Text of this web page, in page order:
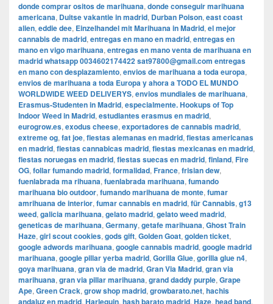
donde comprar ositos de marihuana, donde conseguir marihuana
americana, Duitse vakantie in madrid, Durban Poison, east coast
alien, eddie dee, Einzelhandel mit Marihuana in Madrid, el mejor
cannabis de madrid, entregas en mano en madrid, entregas en
mano en vigo marihuana, entregas en mano venta de marihuana en
madrid whatsapp 0034602174422 sat97800@gmail.com entregas
en mano con desplazamiento, envios de marihuana a toda europa,
envios de marihuana a toda Europa y ahora a TODO EL MUNDO
WORLDWIDE WEED DELIVERYS, envios mundiales de marihuana,
Erasmus-Studenten in Madrid, especialmente. Hookups of Top
Indoor Weed in Madrid, estudiantes erasmus en madrid,
eurogrow.es, exodus cheese, exportadores de cannabis madrid,
extreme og, fat joe, fiestas alemanas en madrid, fiestas americanas
en madrid, fiestas cannabicas madrid, fiestas mexicanas en madrid,
fiestas noruegas en madrid, fiestas suecas en madrid, finland, Fire
OG, follar fumando madrid, formalidad, France, frisian dew,
fuenlabrada ma rihuana, fuenlabrada marihuana, fumando
marihuana bio outdoor, fumando marihuana de monte, fumar
amrihuana de interior, fumar cannabis en madrid, für Cannabis, g13
weed, galicia marihuana, gelato madrid, gelato weed madrid,
geneticas de marihuana, Germany, getafe marihuana, Ghost Train
Haze, girl scout cookies, gods gift, Golden Goat, golden ticket,
google adwords marihuana, google cannabis madrid, google madrid
marihuana, google pillar yerba madrid, Gorilla Glue, gorilla glue n4,
goya marihuana, gran via de madrid, ​​Gran Via Madrid, gran via
marihuana, gran via pillar marihuana, grand daddy purple, Grape
Ape, Green Crack, grow shop madrid, growbarato.net, hachis
andaluz en madrid, Harlequin, hash barato madrid, Haze, head band,